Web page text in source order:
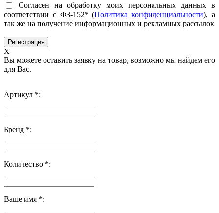
Согласен на обработку моих персональных данных в
соответствии с ФЗ-152* (Политика конфиденциальности), а
так же на получение информационных и рекламных рассылок
X
Вы можете оставить заявку на товар, возможно мы найдем его
для Вас.
Артикул *:
Бренд *:
Количество *:
Ваше имя *: